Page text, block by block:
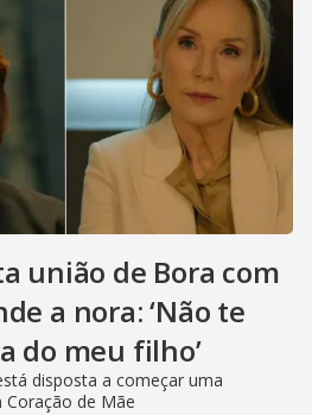
união de Bora com
a nora: ‘Não te
do meu filho’
disposta a começar uma
Coração de Mãe